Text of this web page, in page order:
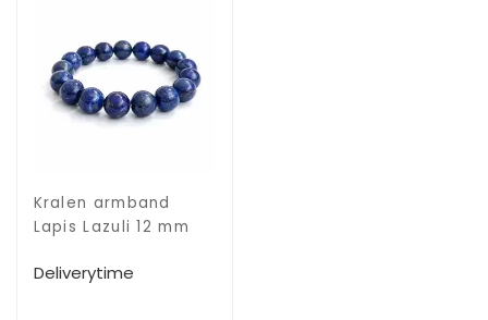
Kralen armband
Lapis Lazuli 12 mm
Deliverytime